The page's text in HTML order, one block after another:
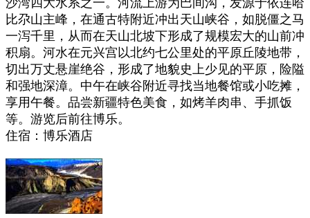
比尕山主峰，在通古特附近冲出天山峡谷，如脱僵之马
一泻千里，从而在天山北坡下形成了规模宏大的山前冲
积扇。河水在元兴宫以北约七公里处的平原丘陵地带，
切出万丈悬崖绝谷，形成了地貌史上少见的平原，险隘
和强地深漳。 中午在峡谷附近寻找当地餐馆或小吃摊，
享用午餐。品尝新疆特色美食，如烤羊肉串、手抓饭
等。游览后前往博乐。
住宿： 博乐酒店